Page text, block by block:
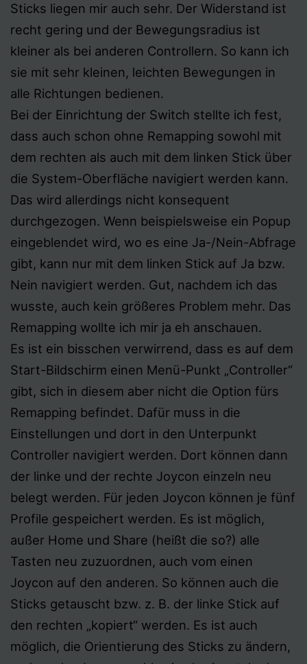
Sticks liegen mir auch sehr. Der Widerstand ist
recht gering und der Bewegungsradius ist
kleiner als bei anderen Controllern. So kann ich
sie mit sehr kleinen, leichten Bewegungen in
alle Richtungen bedienen.
Bei der Einrichtung der Switch stellte ich fest,
dass auch schon ohne Remapping sowohl mit
dem rechten als auch mit dem linken Stick über
die System-Oberfläche navigiert werden kann.
Das wird allerdings nicht konsequent
durchgezogen. Wenn beispielsweise ein Popup
eingeblendet wird, wo es eine Ja-/Nein-Abfrage
gibt, kann nur mit dem linken Stick auf Ja bzw.
Nein navigiert werden. Gut, nachdem ich das
wusste, auch kein größeres Problem mehr. Das
Remapping wollte ich mir ja eh anschauen.
Es ist ein bisschen verwirrend, dass es auf dem
Start-Bildschirm einen Menü-Punkt „Controller“
gibt, sich in diesem aber nicht die Option fürs
Remapping befindet. Dafür muss in die
Einstellungen und dort in den Unterpunkt
Controller navigiert werden. Dort können dann
der linke und der rechte Joycon einzeln neu
belegt werden. Für jeden Joycon können je fünf
Profile gespeichert werden. Es ist möglich,
außer Home und Share (heißt die so?) alle
Tasten neu zuzuordnen, auch vom einen
Joycon auf den anderen. So können auch die
Sticks getauscht bzw. z. B. der linke Stick auf
den rechten „kopiert“ werden. Es ist auch
möglich, die Orientierung des Sticks zu ändern,